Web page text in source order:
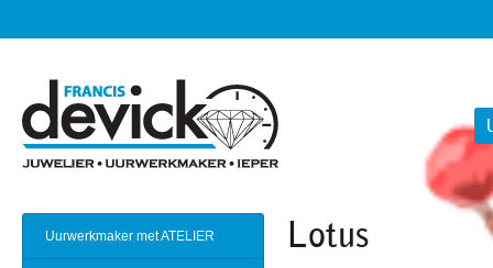
Uurwerkmaker met ATELIER Lotus